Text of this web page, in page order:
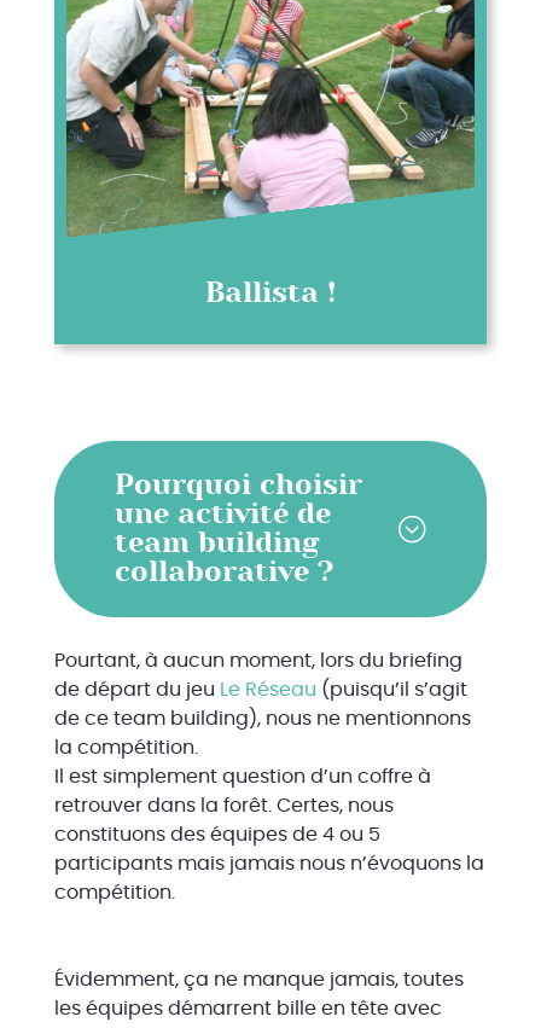
Ballista !
Pourquoi choisir
une activité de
team building
collaborative ?
Pourtant, à aucun moment, lors du briefing
de départ du jeu Le Réseau (puisqu’il s’agit
de ce team building), nous ne mentionnons
la compétition.
Il est simplement question d’un coffre à
retrouver dans la forêt. Certes, nous
constituons des équipes de 4 ou 5
participants mais jamais nous n’évoquons la
compétition.
Évidemment, ça ne manque jamais, toutes
les équipes démarrent bille en tête avec